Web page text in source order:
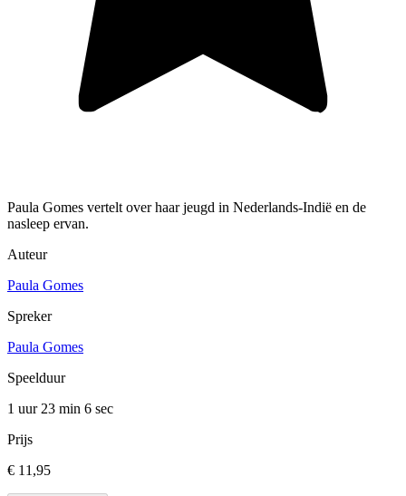
Paula Gomes vertelt over haar jeugd in Nederlands-Indië en de
nasleep ervan.
Auteur
Paula Gomes
Spreker
Paula Gomes
Speelduur
1 uur 23 min 6 sec
Prijs
€ 11,95